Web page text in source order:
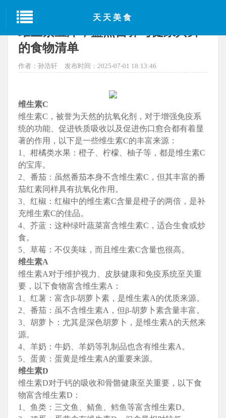
天天美食
当前位置：
的食物清单
作者：孙浩轩 发布时间：2025-07-01 18:13:46
维生素C
维生素C，被誉为天然的抗氧化剂，对于增强免疫系
统的功能、促进铁质吸收以及促进伤口愈合都有着显
著的作用，以下是一些维生素C的丰富来源：
1、柑橘类水果：橙子、柠檬、柚子等，都是维生素C
的宝库。
2、番茄：虽然番茄本身不含维生素C，但其丰富的番
茄红素同样具有抗氧化作用。
3、红椒：红椒中的维生素C含量是橙子的两倍，是补
充维生素C的佳品。
4、芥蓝：这种绿叶蔬菜富含维生素C，适合生食或炒
食。
5、草莓：不仅美味，而且维生素C含量也很高。
维生素A
维生素A对于维护视力、皮肤健康和免疫系统至关重
要，以下食物富含维生素A：
1、红薯：富含β-胡萝卜素，是维生素A的优质来源。
2、番茄：虽不含维生素A，但β-胡萝卜素含量丰富。
3、胡萝卜：尤其是深色胡萝卜，是维生素A的天然来
源。
4、羊奶：牛奶、羊奶等乳制品也含有维生素A。
5、蛋黄：蛋黄是维生素A的重要来源。
维生素D
维生素D对于钙的吸收和骨骼健康至关重要，以下食
物富含维生素D：
1、鱼类：三文鱼、鲭鱼、鳕鱼等富含维生素D。